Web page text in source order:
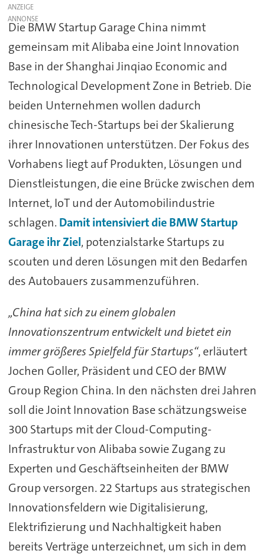
ANZEIGE
Die BMW Startup Garage China nimmt
gemeinsam mit Alibaba eine Joint Innovation
Base in der Shanghai Jinqiao Economic and
Technological Development Zone in Betrieb. Die
beiden Unternehmen wollen dadurch
chinesische Tech-Startups bei der Skalierung
ihrer Innovationen unterstützen. Der Fokus des
Vorhabens liegt auf Produkten, Lösungen und
Dienstleistungen, die eine Brücke zwischen dem
Internet, IoT und der Automobilindustrie
schlagen. Damit intensiviert die BMW Startup
Garage ihr Ziel, potenzialstarke Startups zu
scouten und deren Lösungen mit den Bedarfen
des Autobauers zusammenzuführen.
„China hat sich zu einem globalen
Innovationszentrum entwickelt und bietet ein
immer größeres Spielfeld für Startups“, erläutert
Jochen Goller, Präsident und CEO der BMW
Group Region China. In den nächsten drei Jahren
soll die Joint Innovation Base schätzungsweise
300 Startups mit der Cloud-Computing-
Infrastruktur von Alibaba sowie Zugang zu
Experten und Geschäftseinheiten der BMW
Group versorgen. 22 Startups aus strategischen
Innovationsfeldern wie Digitalisierung,
Elektrifizierung und Nachhaltigkeit haben
bereits Verträge unterzeichnet, um sich in dem